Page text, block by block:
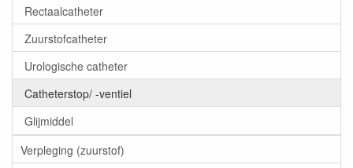
Rectaalcatheter
Zuurstofcatheter
Urologische catheter
Catheterstop/ -ventiel
Glijmiddel
Verpleging (zuurstof)